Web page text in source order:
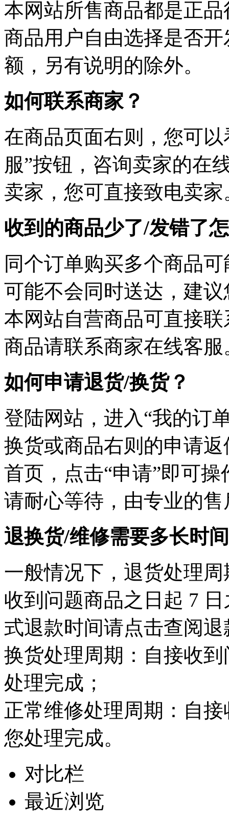
本网站所售商品都是正
商品用户自由选择是否
额，另有说明的除外。
如何联系商家？
在商品页面右则，您可
服”按钮，咨询卖家的在
卖家，您可直接致电卖家
收到的商品少了/发错了
同个订单购买多个商品
可能不会同时送达，建
本网站自营商品可直接
商品请联系商家在线客服
如何申请退货/换货？
登陆网站，进入“我的订
换货或商品右则的申请
首页，点击“申请”即可
请耐心等待，由专业的
退换货/维修需要多长时
一般情况下，退货处理
收到问题商品之日起 7
式退款时间请点击查阅
换货处理周期：自接收
处理完成；
正常维修处理周期：自
您处理完成。
对比栏
最近浏览